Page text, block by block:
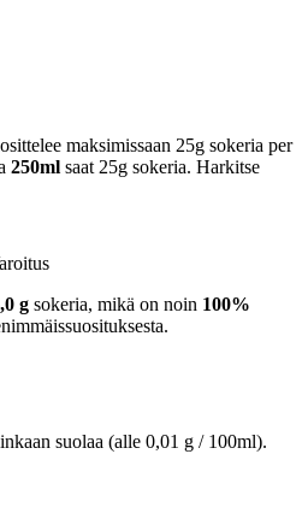
maksimissaan 25g sokeria per
250ml saat 25g sokeria. Harkitse
g sokeria, mikä on noin 100%
suolaa (alle 0,01 g / 100ml).